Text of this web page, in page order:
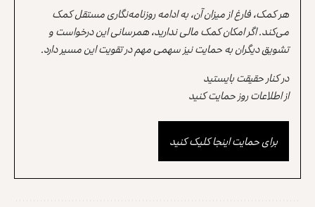
هر کمک، فارغ از میزان آن، به ادامه روزنامه‌نگاری مستقل کمک
می‌کند. اگر امکان کمک مالی ندارید، همرسانی این درخواست و
تشویق دیگران به حمایت نیز سهمی مهم در تقویت این مسیر دارد.
در کنار حقیقت بایستید
از اطلاعات روز حمایت کنید
برای حمایت اینجا کلیک کنید